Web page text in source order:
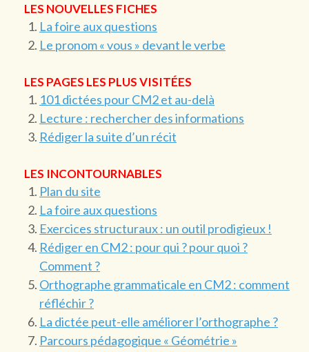
LES NOUVELLES FICHES
La foire aux questions
Le pronom « vous » devant le verbe
LES PAGES LES PLUS VISITÉES
101 dictées pour CM2 et au-delà
Lecture : rechercher des informations
Rédiger la suite d’un récit
LES INCONTOURNABLES
Plan du site
La foire aux questions
Exercices structuraux : un outil prodigieux !
Rédiger en CM2 : pour qui ? pour quoi ?
Comment ?
Orthographe grammaticale en CM2 : comment
réfléchir ?
La dictée peut-elle améliorer l’orthographe ?
Parcours pédagogique « Géométrie »